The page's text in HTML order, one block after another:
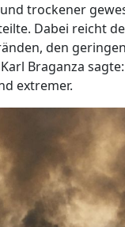
trockener
Dabei reicht
den
Braganza
extremer.